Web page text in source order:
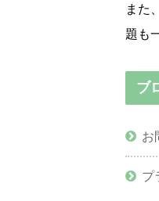
また
題も
ブ
お
プ